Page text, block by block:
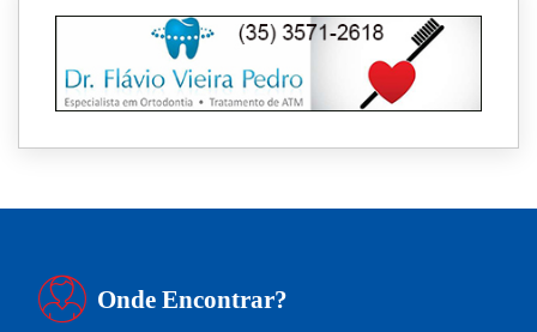
Onde Encontrar?